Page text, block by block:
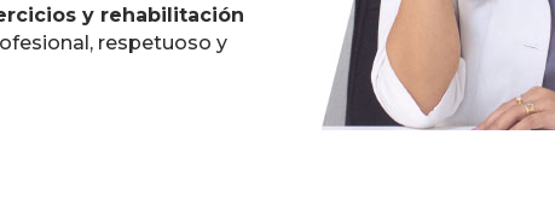
y rehabilitación
respetuoso y